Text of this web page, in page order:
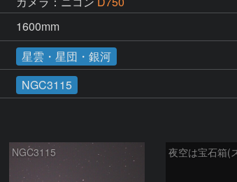
1600mm
星雲・星団・銀河
NGC3115
NGC3115